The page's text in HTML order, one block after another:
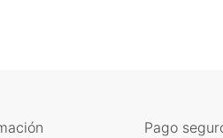
Pago